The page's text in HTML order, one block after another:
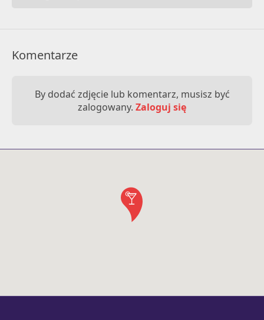
Komentarze
By dodać zdjęcie lub komentarz, musisz być
zalogowany. Zaloguj się